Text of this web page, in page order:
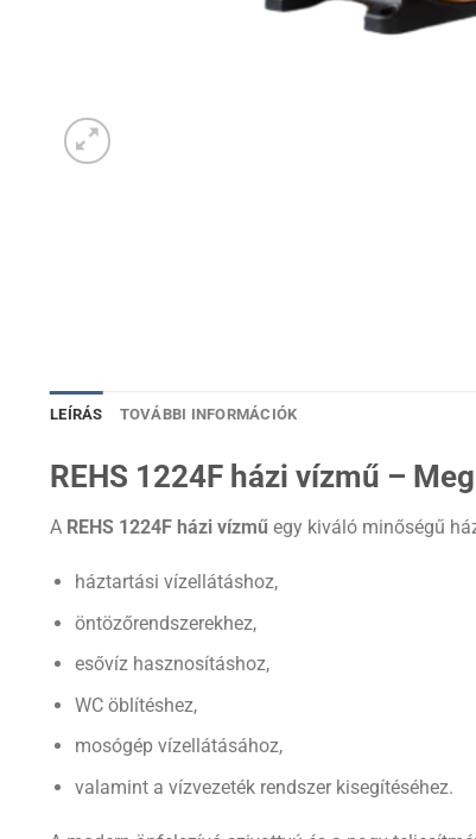
LEÍRÁS TOVÁBBI INFORMÁCIÓK
REHS 1224F házi vízmű –
A REHS 1224F házi vízmű egy kiváló minőségű
háztartási vízellátáshoz,
öntözőrendszerekhez,
esővíz hasznosításhoz,
WC öblítéshez,
mosógép vízellátásához,
valamint a vízvezeték rendszer kisegítéséhez.